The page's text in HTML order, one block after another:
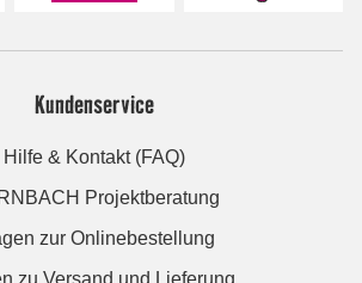
Kundenservice
Hilfe & Kontakt (FAQ)
Projektberatung
zur Onlinebestellung
zu Versand und Lieferung